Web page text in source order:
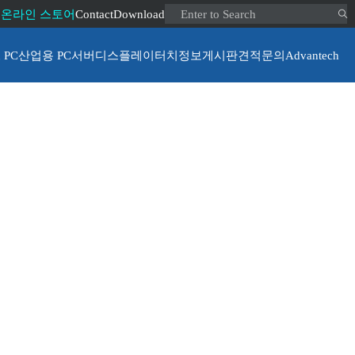
라인 스토어ContactDownload Search ...
PC산업용 PC서버 디스플레이 터치 정보게시판견적문의Advantech